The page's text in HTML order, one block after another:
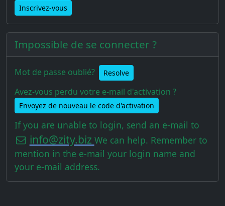
Inscrivez-vous
Impossible de se connecter ?
Mot de passe oublié? Resolve
Avez-vous perdu votre e-mail d'activation ?
Envoyez de nouveau le code d'activation
If you are unable to login, send an e-mail to
info@zity.biz We can help. Remember to
mention in the e-mail your login name and
your e-mail address.